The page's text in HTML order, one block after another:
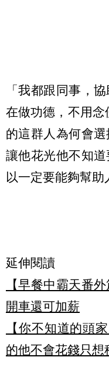
「我都跟同事，
在做功德，不用
的這群人為何會
讓他花光他不知
以一定要能夠幫助
延伸閱讀
【早餐中霸天番
開車還可加薪
【你不知道的頭
的他不會花錢只想